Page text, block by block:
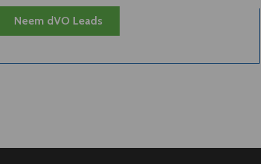
Neem dVO Leads